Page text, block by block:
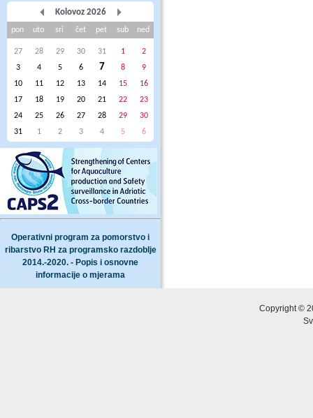
Kolovoz 2026
pon uto sri čet pet sub ned
27 28 29 30 31 1
2
3
4 5 6 7 8
9
10
11 12 13 14 15
16
17
18 19 20 21 22
23
24
25 26 27 28 29
30
31
1 2 3 4 5 6
Operativni program za pomorstvo i
ribarstvo RH za programsko razdoblje
2014.-2020. - Popis i osnovne
informacije o mjerama
Copyright ©